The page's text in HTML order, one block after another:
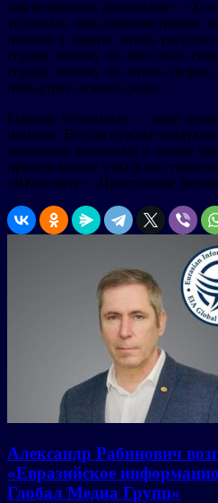
для бездомных инвалидов»:
услышала либо администрация,
помощь в здании, чтобы
города, потому что мне ехать
города, потому что чтобы скорая
побыстрее нежели сюда».
Бывшие бездомные — люди
помощи. Всегда нужны
домашних животных и любые
приюта можно узнать на
«ВКонтакте» «Пристанище
Александр Рабинович
«Евразийское
Глобал Медиа Групп»